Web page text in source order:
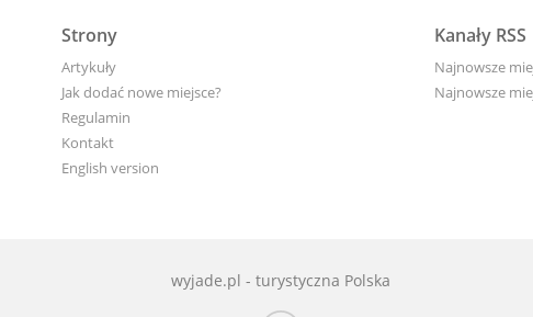
Strony
Artykuły
Jak dodać nowe miejsce?
Regulamin
Kontakt
English version
Kanały RSS
Najnowsze
Najnowsze
wyjade.pl - turystyczna Polska